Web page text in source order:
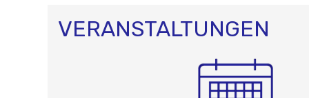
VERANSTALTUNGEN